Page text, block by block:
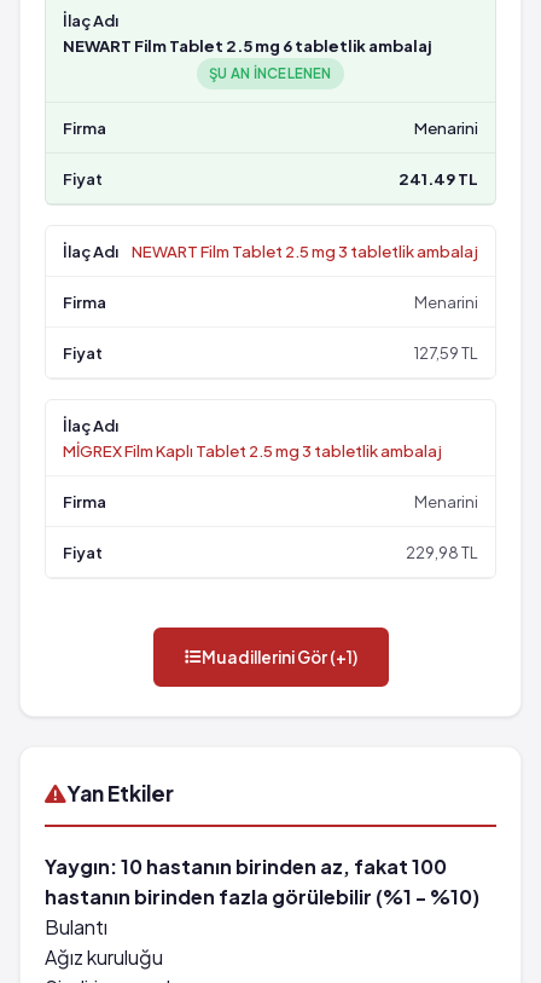
NEWART Film Tablet 2.5 mg 6 tabletlik ambalaj
ŞU AN INCELENEN
Menarini
241.49 TL
NEWART Film Tablet 2.5 mg 3 tabletlik ambalaj
Menarini
127,59 TL
MİGREX Film Kaplı Tablet 2.5 mg 3 tabletlik ambalaj
Menarini
229,98 TL
Muadillerini Gör (+1)
Yan Etkiler
Yaygın: 10 hastanın birinden az, fakat 100
hastanın birinden fazla görülebilir (%1 - %10)
Bulantı
Ağız kuruluğu